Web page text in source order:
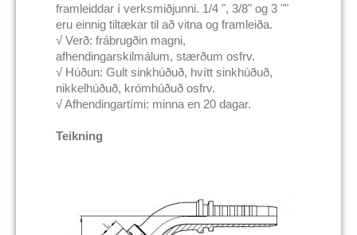
framleiddar í verksmiðjunni. 1/4 ", 3/8" og 3 ""
eru einnig tiltækar til að vitna og framleiða.
√ Verð: frábrugðin magni,
afhendingarskilmálum, stærðum osfrv.
√ Húðun: Gult sinkhúðuð, hvítt sinkhúðuð,
nikkelhúðuð, krómhúðuð osfrv.
√ Afhendingartími: minna en 20 dagar.
Teikning